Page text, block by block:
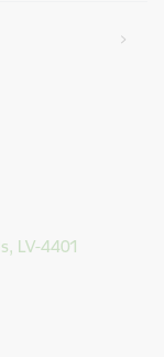
LV-4401